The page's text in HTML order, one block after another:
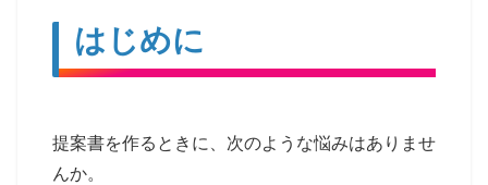
はじめに
提案書を作るときに、次のような悩みはありませ
んか。